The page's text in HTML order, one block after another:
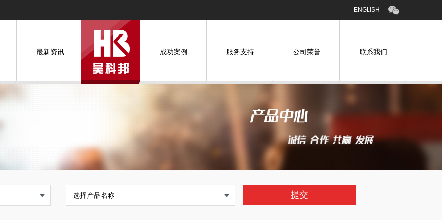
ENGLISH
最新资讯 成功案例 服务支持 公司荣誉 联系我们
选择产品名称